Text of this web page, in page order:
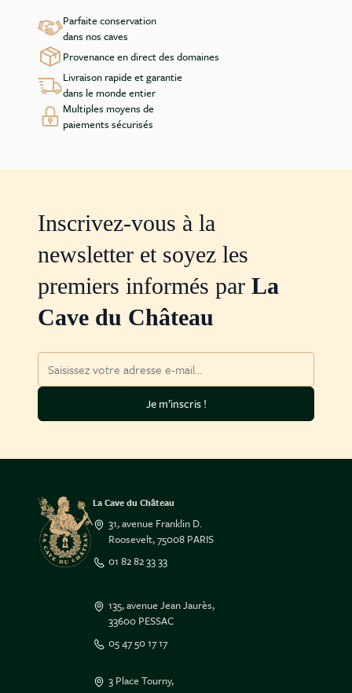
Parfaite conservation
dans nos caves
Provenance en direct des domaines
Livraison rapide et garantie
dans le monde entier
Multiples moyens de
paiements sécurisés
Inscrivez-vous à la
newsletter et soyez les
premiers informés par La
Cave du Château
Je m’inscris !
La Cave du Château
31, avenue Franklin D.
Roosevelt, 75008 PARIS
01 82 82 33 33
135, avenue Jean Jaurès,
33600 PESSAC
05 47 50 17 17
3 Place Tourny,